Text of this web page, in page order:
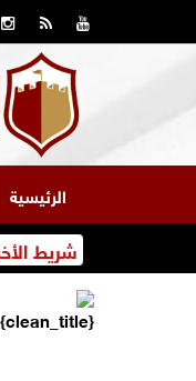
الرئيسية
شريط